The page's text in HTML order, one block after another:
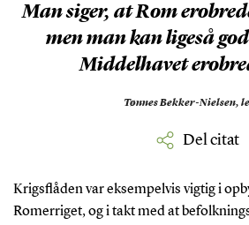
Man siger, at Rom
men man kan ligeså
Middelhavet
Tønnes Bekker-Nielsen,
Del citat
Krigsflåden var eksempelvis vigtig i
Romerriget, og i takt med at